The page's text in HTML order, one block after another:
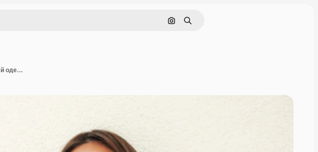
Поиск по изображению
Поиск
Портрет красивые улыбающиеся брюнетка модель, одетая в летней одежде битник. Модные девушки позируют на улице возле белой стены. Веселая и позитивная женщина с удовольствием